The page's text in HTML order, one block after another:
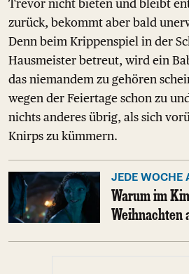
Trevor nicht bieten und bleibt
zurück, bekommt aber bald
Denn beim Krippenspiel in der
Hausmeister betreut, wird ein
das niemandem zu gehören
wegen der Feiertage schon zu
nichts anderes übrig, als sich
Knirps zu kümmern.
JEDE WOCHE
Warum im
Weihnachten